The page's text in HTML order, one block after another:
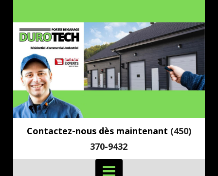
Contactez-nous dès maintenant (450)
370-9432
Navigation